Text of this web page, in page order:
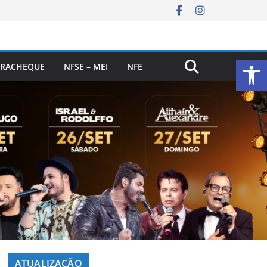
NFSE – MEI NFE
ATUALIZAÇÃO